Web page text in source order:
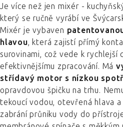
Je více než jen mixér -
který se ručně vyrábí ve
Mixér je vybaven
hlavou, která zajistí přímý
surovinami, což vede k rychlejší
efektivnějšímu zpracování. Má
střídavý motor s nízkou
opravdovou špičku na trhu.
tekoucí vodou, otevřená hlava
zabrání průniku vody do